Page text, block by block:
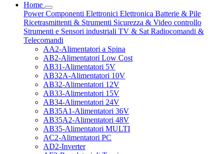
Home
PowerComponenti Elettronici Elettronica Batterie & Pile
Ricetrasmittenti & Strumenti Sicurezza & Video controllo
Strumenti e Sensori industriali TV & Sat Radiocomandi &
Telecomandi
AA2-Alimentatori a Spina
AB2-Alimentatori Low Cost
AB31-Alimentatori 5V
AB32A-Alimentatori 10V
AB32-Alimentatori 12V
AB33-Alimentatori 15V
AB34-Alimentatori 24V
AB35A1-Alimentatori 36V
AB35A2-Alimentatori 48V
AB35-Alimentatori MULTI
AC2-Alimentatori PC
AD2-Inverter